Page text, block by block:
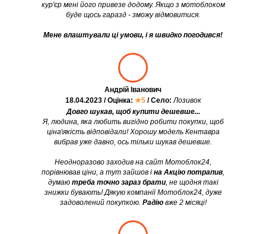
кур'єр мені його привезе додому. Якщо з мотоблоком
буде щось гаразд - зможу відмовитися.
Мене влаштували ці умови, і я швидко погодився!
Довго шукав, щоб купити дешевше...
Я, людина, яка любить вигідно робити покупки, щоб
ціна\якість відповідали! Хорошу модель Кентавра
вибрав уже давно, ось тільки шукав дешевше.
Неодноразово заходив на сайт Мотоблок24,
порівнював ціни, а тут зайшов і на Акцію потрапив,
думаю треба точно зараз брати, не щодня такі
знижки бувають! Дякую компанії Мотоблок24, дуже
задоволений покупкою. Радіювже 2 місяці!
Андрій Іванович
18.04.2023 / Оцінка: ★5 / Село: Лозивок